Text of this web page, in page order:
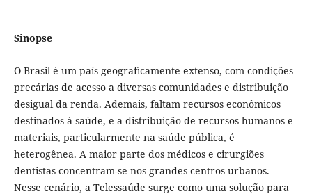
Sinopse
O Brasil é um país geograficamente extenso, com condições
precárias de acesso a diversas comunidades e distribuição
desigual da renda. Ademais, faltam recursos econômicos
destinados à saúde, e a distribuição de recursos humanos e
materiais, particularmente na saúde pública, é
heterogênea. A maior parte dos médicos e cirurgiões
dentistas concentram-se nos grandes centros urbanos.
Nesse cenário, a Telessaúde surge como uma solução para